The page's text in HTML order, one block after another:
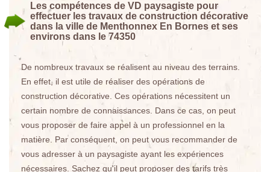
Les compétences de VD paysagiste pour
effectuer les travaux de construction décorative
dans la ville de Menthonnex En Bornes et ses
environs dans le 74350
De nombreux travaux se réalisent au niveau des terrains.
En effet, il est utile de réaliser des opérations de
construction décorative. Ces opérations nécessitent un
certain nombre de connaissances. Dans ce cas, on peut
vous proposer de faire appel à un professionnel en la
matière. Par conséquent, on peut vous recommander de
vous adresser à un paysagiste ayant les expériences
nécessaires. Sachez qu'il peut proposer des tarifs très